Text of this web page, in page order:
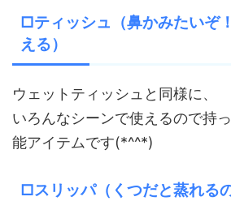
□ティッシュ（鼻かみたいぞ
える）
ウェットティッシュと同様に、
いろんなシーンで使えるので持
能アイテムです(*^^*)
□スリッパ（くつだと蒸れる